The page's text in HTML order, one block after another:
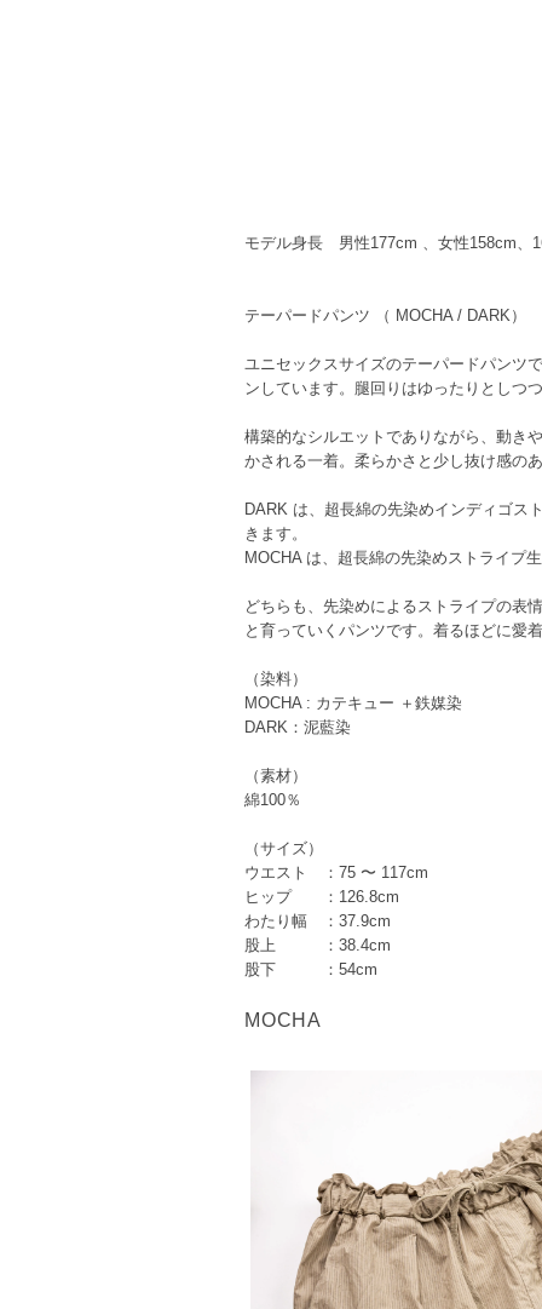
モデル身長 男性177cm 、女性158cm、
テーパードパンツ （ MOCHA / DARK）
ユニセックスサイズのテーパードパンツ
ンしています。腿回りはゆったりとしつ
構築的なシルエットでありながら、動き
かされる一着。柔らかさと少し抜け感の
DARK は、超長綿の先染めインディゴス
きます。
MOCHA は、超長綿の先染めストライプ
どちらも、先染めによるストライプの表
と育っていくパンツです。着るほどに愛
（染料）
MOCHA : カテキュー ＋鉄媒染
DARK：泥藍染
（素材）
綿100％
（サイズ）
ウエスト ：75 〜 117cm
ヒップ ：126.8cm
わたり幅 ：37.9cm
股上 ：38.4cm
股下 ：54cm
MOCHA